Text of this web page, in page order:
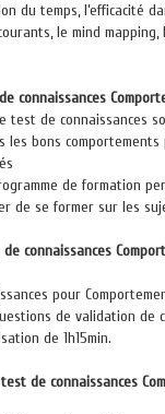
du temps, l’efficacité
le mind
connaissances
test de connaissances
les bons comportements
de formation
de se former sur les
connaissances
pour
de validation de
de 1h15min.
de connaissances